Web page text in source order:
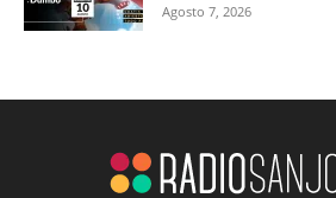
Agosto 7, 2026